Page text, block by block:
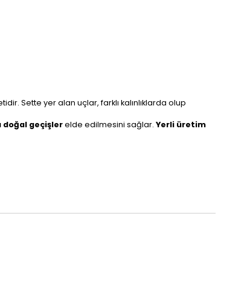
Sette yer alan uçlar, farklı kalınlıklarda olup
doğal geçişlerelde edilmesini sağlar. Yerli üretim